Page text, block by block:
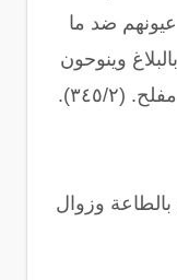
عيونهم ضد ما
وينوحون
(٣٤٥/٢).
بالطاعة وزوال